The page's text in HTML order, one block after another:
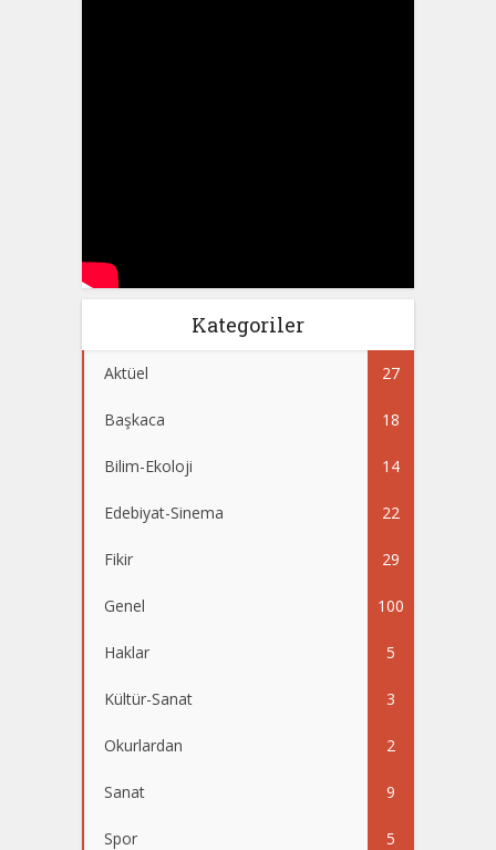
Kategoriler
Aktüel 27
Başkaca 18
Bilim-Ekoloji 14
Edebiyat-Sinema 22
Fikir 29
Genel 100
Haklar 5
Kültür-Sanat 3
Okurlardan 2
Sanat 9
Spor 5